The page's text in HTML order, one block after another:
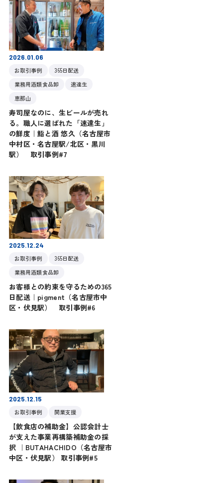
2026.01.06
お取引事例
365日配送
業務用酒類食品卸
速達生
恵那山
寿司屋なのに、生ビールが売れ
る。職人に選ばれた「速達生」
の鮮度｜鮨と酒 悠久（名古屋市
中村区・名古屋駅/北区・黒川
駅） 取引事例#7
2025.12.24
お取引事例
365日配送
業務用酒類食品卸
お客様との約束を守るための365
日配送｜pigment（名古屋市中
区・伏見駅） 取引事例#6
2025.12.15
お取引事例
開業支援
【飲食店の補助金】公認会計士
が支えた事業再構築補助金の採
択 ｜BUTAHACHIDO（名古屋市
中区・伏見駅） 取引事例#5